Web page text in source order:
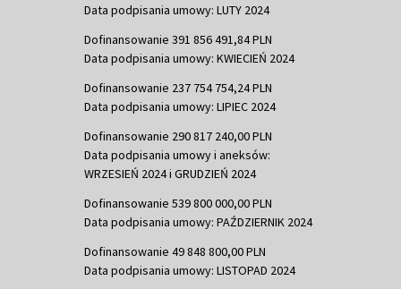
Data podpisania umowy: LUTY 2024
Dofinansowanie 391 856 491,84 PLN
Data podpisania umowy: KWIECIEŃ 2024
Dofinansowanie 237 754 754,24 PLN
Data podpisania umowy: LIPIEC 2024
Dofinansowanie 290 817 240,00 PLN
Data podpisania umowy i aneksów:
WRZESIEŃ 2024 i GRUDZIEŃ 2024
Dofinansowanie 539 800 000,00 PLN
Data podpisania umowy: PAŹDZIERNIK 2024
Dofinansowanie 49 848 800,00 PLN
Data podpisania umowy: LISTOPAD 2024